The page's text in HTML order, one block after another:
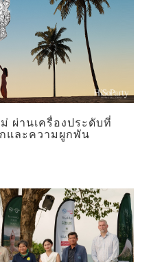
ผ่านเครื่องประดับที่
และความผูกพัน